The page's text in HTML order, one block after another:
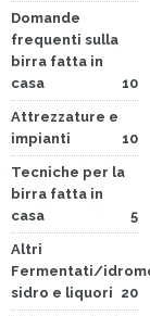
Domande
frequenti sulla
birra fatta in
casa
10
Attrezzature e
impianti
10
Tecniche per la
birra fatta in
casa
5
Altri
Fermentati/
sidro e liquori 20